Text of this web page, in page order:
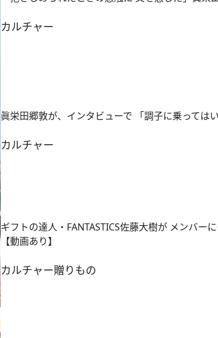
カルチャー
眞栄田郷敦が、インタビューで 「調子に乗っては
カルチャー
ギフトの達人・FANTASTICS佐藤大樹が メンバー
【動画あり】
カルチャー贈りもの